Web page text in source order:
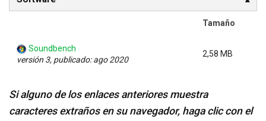
Tamaño
Soundbench
versión 3, publicado: ago 2020
2,58 MB
Si alguno de los enlaces anteriores muestra
caracteres extraños en su navegador, haga clic con el